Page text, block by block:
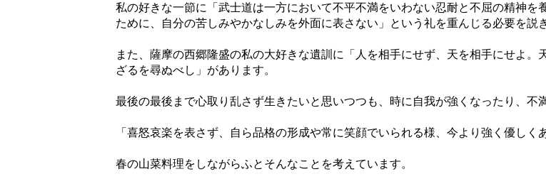
私の好きな一節に「武士道は一方において不平不満をいわない忍耐と不屈の精神
ために、自分の苦しみやかなしみを外面に表さない」という礼を重んじる必要を説
また、薩摩の西郷隆盛の私の大好きな遺訓に「人を相手にせず、天を相手にせよ
ざるを尋ぬべし」があります。
最後の最後まで心取り乱さず生きたいと思いつつも、時に自我が強くなったり、不
「喜怒哀楽を表さず、自ら品格の形成や常に笑顔でいられる様、今より強く優しく
春の山菜料理をしながらふとそんなことを考えています。